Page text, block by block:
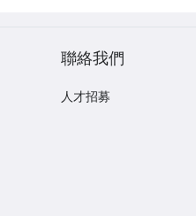
聯絡我們
人才招募